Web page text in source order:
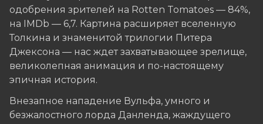
одобрения зрителей на Rotten Tomatoes — 84%,
на IMDb — 6,7. Картина расширяет вселенную
Толкина и знаменитой трилогии Питера
Джексона — нас ждет захватывающее зрелище,
великолепная анимация и по-настоящему
эпичная история.
Внезапное нападение Вульфа, умного и
безжалостного лорда Данленда, жаждущего